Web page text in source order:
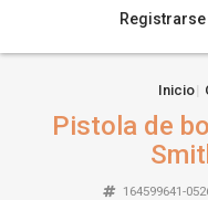
Registrarse
ESCOPETAS
Inicio
Pistola de
164599641-